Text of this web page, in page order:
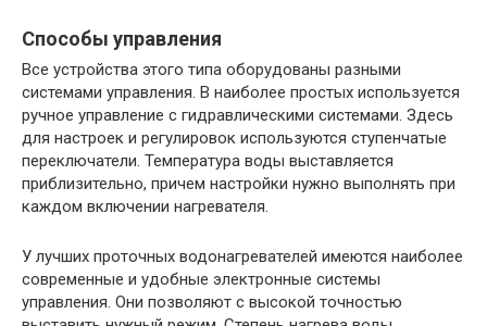
Способы управления
Все устройства этого типа оборудованы разными
системами управления. В наиболее простых используется
ручное управление с гидравлическими системами. Здесь
для настроек и регулировок используются ступенчатые
переключатели. Температура воды выставляется
приблизительно, причем настройки нужно выполнять при
каждом включении нагревателя.
У лучших проточных водонагревателей имеются наиболее
современные и удобные электронные системы
управления. Они позволяют с высокой точностью